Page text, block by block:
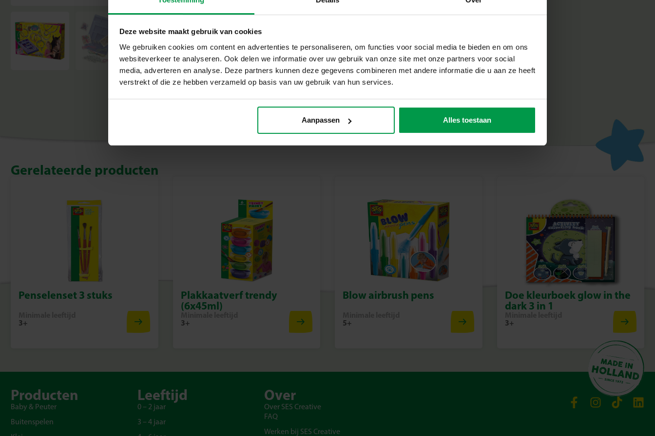
Deze website maakt gebruik van cookies
We gebruiken cookies om content en advertenties te personaliseren, om functies voor social media te bieden en om ons
websiteverkeer te analyseren. Ook delen we informatie over uw gebruik van onze site met onze partners voor social
media, adverteren en analyse. Deze partners kunnen deze gegevens combineren met andere informatie die u aan ze heeft
verstrekt of die ze hebben verzameld op basis van uw gebruik van hun services.
Aanpassen Alles toestaan
Elastiek en koord voor het maken van sieraden
Waarom kiezen voor SES Creative?
Bij SES Creative vinden we veiligheid erg belangrijk. Daarom worden de producten
geproduceerd en getest in de fabriek in Nederland, volgens de strengste Europese
veiligheidsnormen. Speelgoed van SES Creative zorgt voor plezier en is erop gericht dat
kinderen trots kunnen zijn op hun werk, wat de creativiteit en ontwikkeling stimuleert.
Begin vandaag nog met jouw sieradencollectie
Laat je liefde voor paarden zien in elk sieraad dat je maakt. De I Love Horses Sieraden Studio
biedt alles wat je nodig hebt om jouw creatieve ideeën om te zetten in prachtige accessoires.
Gerelateerde producten
Penselenset 3 stuks
3+
Plakkaatverf trendy
(6x45ml)
3+
Blow airbrush pens
5+
Doe kleurboek glow in the
dark 3 in 1
3+
Producten
Baby & Peuter
Buitenspelen
Leeftijd
0 – 2 jaar
3 – 4 jaar
Over
Over SES Creative
FAQ
Werken bij SES Creative